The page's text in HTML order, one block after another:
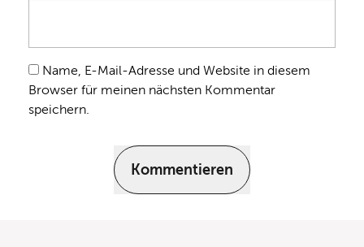
Name, E-Mail-Adresse und Website in diesem
Browser für meinen nächsten Kommentar
speichern.
Kommentieren